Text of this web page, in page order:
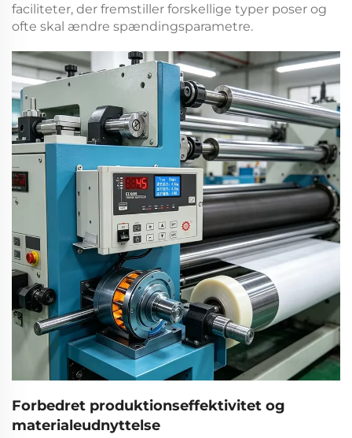
faciliteter, der fremstiller forskellige typer poser og
ofte skal ændre spændingsparametre.
Forbedret produktionseffektivitet og
materialeudnyttelse